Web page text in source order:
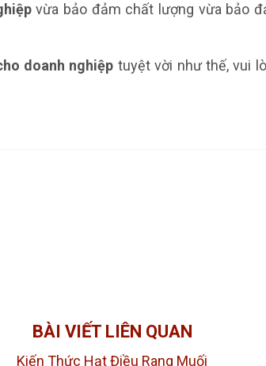
vừa bảo đảm chất lượng vừa bảo
doanh nghiệp tuyệt vời như thế, vui
BÀI VIẾT LIÊN QUAN
Kiến Thức Hạt Điều Rang Muối